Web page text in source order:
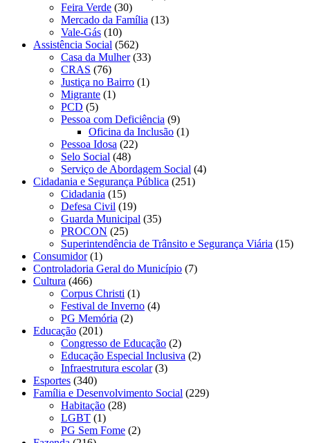
Feira Verde (30)
Mercado da Família (13)
Vale-Gás (10)
Assistência Social (562)
Casa da Mulher(33)
CRAS (76)
Justiça no Bairro (1)
Migrante (1)
PCD (5)
Pessoa com Deficiência (9)
Oficina da Inclusão (1)
Pessoa Idosa (22)
Selo Social (48)
Serviço de Abordagem Social (4)
Cidadania e Segurança Pública (251)
Cidadania (15)
Defesa Civil (19)
Guarda Municipal (35)
PROCON (25)
Superintendência de Trânsito e Segurança Viária (15)
Consumidor(1)
Controladoria Geral do Município (7)
Cultura (466)
Corpus Christi (1)
Festival de Inverno (4)
PG Memória (2)
Educação (201)
Congresso de Educação (2)
Educação Especial Inclusiva (2)
Infraestrutura escolar(3)
Esportes (340)
Família e Desenvolvimento Social (229)
Habitação (28)
LGBT (1)
PG Sem Fome (2)